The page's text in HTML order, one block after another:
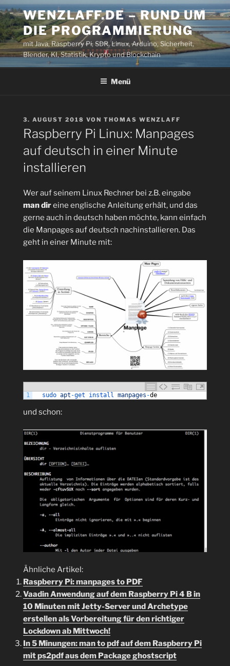
Zum
Inhalt
springen
WENZLAFF.DE – RUND UM
DIE PROGRAMMIERUNG
mit Java, Raspberry Pi, SDR, Linux, Arduino, Sicherheit,
Blender, KI, Statistik, Krypto und Blockchain
Menü
VERÖFFENTLICHT
AM
3. AUGUST 2018 VON THOMAS WENZLAFF
Raspberry Pi Linux: Manpages
auf deutsch in einer Minute
installieren
Wer auf seinem Linux Rechner bei z.B. eingabe
man direine englische Anleitung erhält, und das
gerne auch in deutsch haben möchte, kann einfach
die Manpages auf deutsch nachinstallieren. Das
geht in einer Minute mit:
1 sudo apt -get install manpages -de
und schon:
Ähnliche Artikel:
Raspberry Pi: manpages to PDF
Vaadin Anwendung auf dem Raspberry Pi 4 B in
10 Minuten mit Jetty-Server und Archetype
erstellen als Vorbereitung für den richtiger
Lockdown ab Mittwoch!
In 5 Minungen: man to pdf auf dem Raspberry Pi
mit ps2pdf aus dem Package ghostscript